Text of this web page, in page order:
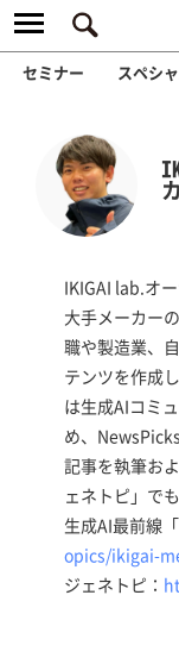
セミナー スペシ
IKIGAI lab.オ
大手メーカー
職や製造業、
テンツを作成
は生成AIコミ
め、
記事を執筆お
ェネトピ」で
生成AI最前線
opics/ikigai-
ジェネトピ：